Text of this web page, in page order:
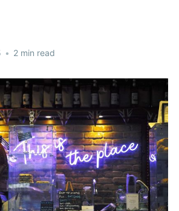
• 2 min read